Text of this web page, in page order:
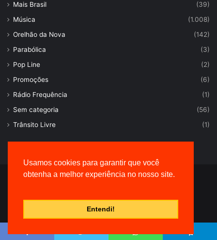
Usamos cookies para garantir que você
obtenha a melhor experiência no nosso site.
Entendi!
Mais Brasil
(39)
Música
(1.008)
Orelhão da Nova
(142)
Parabólica
(3)
Pop Line
(2)
Promoções
(6)
Rádio Frequência
(1)
Sem categoria
(56)
Trânsito Livre
(1)